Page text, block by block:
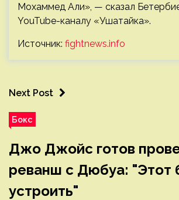
Мохаммед Али», — сказал
YouTube-каналу «Ушатайка».
Источник: fightnews.info
Next Post
Бокс
Джо Джойс готов
реванш с Дюбуа: "Этот
устроить"